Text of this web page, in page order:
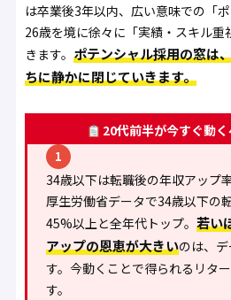
は卒業後3年以内、広い意味での「
26歳を境に徐々に「実績・スキル重
きます。 ポテンシャル採用の窓は
ちに静かに閉じていきます。
20代前半が今すぐ動
1
34歳以下は転職後の年収アップ
厚生労働省データで34歳以下の
45%以上と全年代トップ。 若い
アップの恩恵が大きいのは、
す。今動くことで得られるリタ
す。